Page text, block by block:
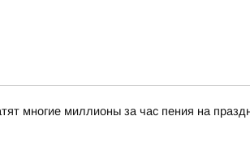
многие миллионы за час пения на